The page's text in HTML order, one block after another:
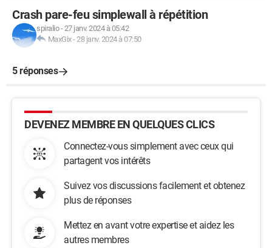
Crash pare-feu simplewall à répétition
spiralio-27 janv. 2024 à 05:42
MaxGix-28 janv. 2024 à 07:50
5 réponses
DEVENEZ MEMBRE EN QUELQUES CLICS
Connectez-vous simplement avec ceux qui
partagent vos intérêts
Suivez vos discussions facilement et obtenez
plus de réponses
Mettez en avant votre expertise et aidez les
autres membres